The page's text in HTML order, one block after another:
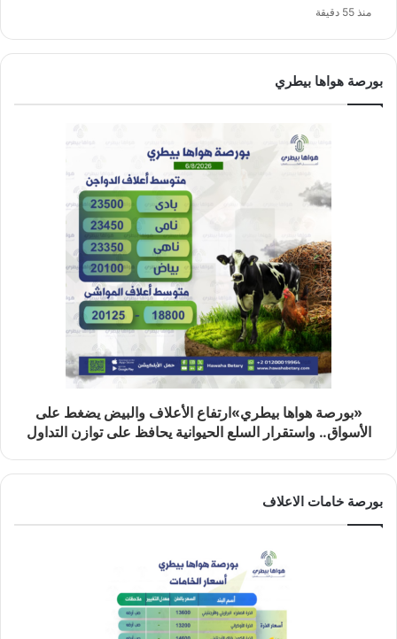
منذ 55 دقيقة
بورصة هواها بيطري
«بورصة هواها بيطري»ارتفاع الأعلاف والبيض يضغط على
الأسواق.. واستقرار السلع الحيوانية يحافظ على توازن التداول
بورصة خامات الاعلاف